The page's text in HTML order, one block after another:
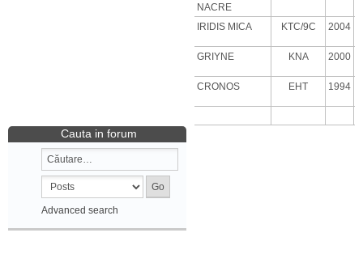
NACRE
IRIDIS MICA KTC/9C 2004
GRIYNE KNA 2000
CRONOS EHT 1994
Cauta in forum
Advanced search